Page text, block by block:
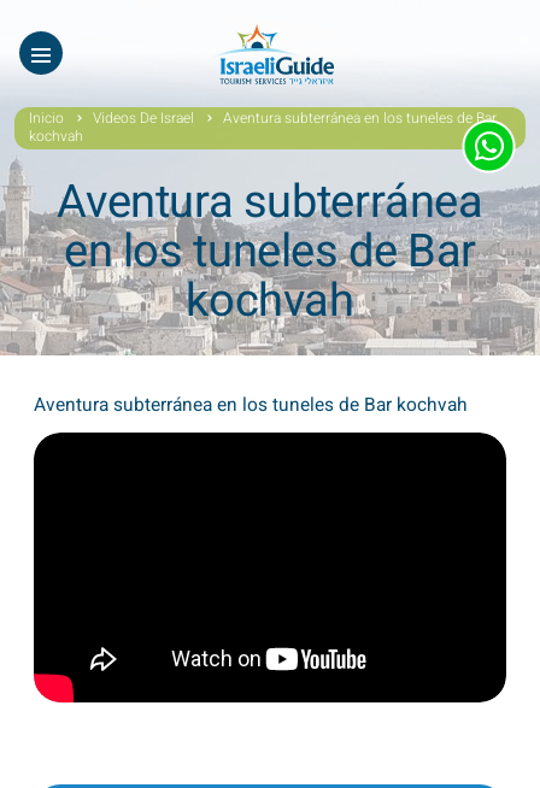
Inicio Videos De Israel
Aventura subterránea en los tuneles de Bar
kochvah
Aventura subterránea
en los tuneles de Bar
kochvah
Aventura subterránea en los tuneles de Bar kochvah
Nuestros Tours
Tours virtuales
Quiénes Somos
Testimonios
Galería
Videos De Israel
Noticias Covid19
עב